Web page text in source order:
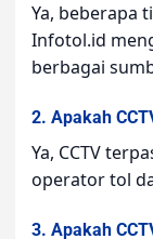
Ya, beberapa
Infotol.id
berbagai
2. Apakah
Ya, CCTV
operator tol
3. Apakah